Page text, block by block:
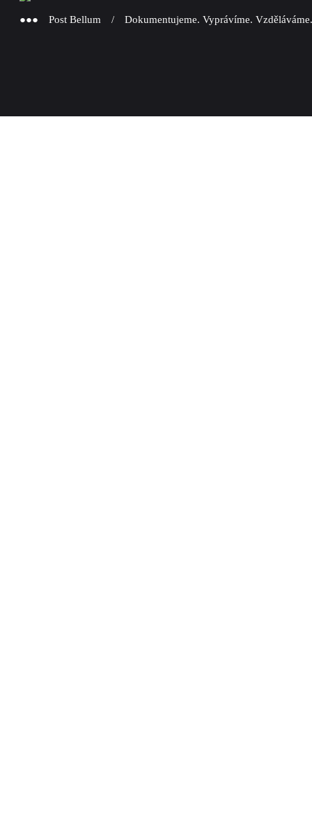
●●● Post Bellum / Dokumentujeme. Vyprávíme.